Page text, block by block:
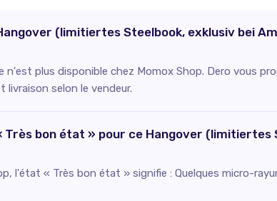
(limitiertes Steelbook, exklusiv bei
n'est plus disponible chez Momox Shop. Dero vous
livraison selon le vendeur.
Très bon état » pour ce Hangover
l'état « Très bon état » signifie : Quelques micro-